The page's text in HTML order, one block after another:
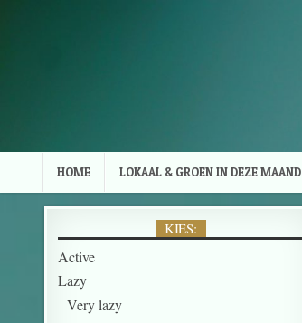
HOME LOKAAL & GROEN IN DEZE MAAND
KIES:
Active
Lazy
Very lazy